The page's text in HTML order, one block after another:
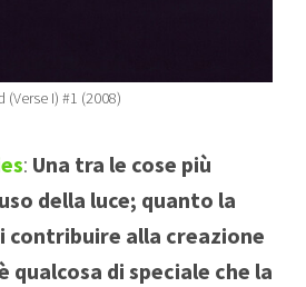
I) #1 (2008)
: Una tra le cose più
della luce; quanto la
contribuire alla creazione
qualcosa di speciale che la